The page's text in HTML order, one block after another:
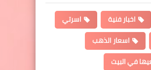
اخبار فنية
اسرتي
اسعار الذهب
في البيت